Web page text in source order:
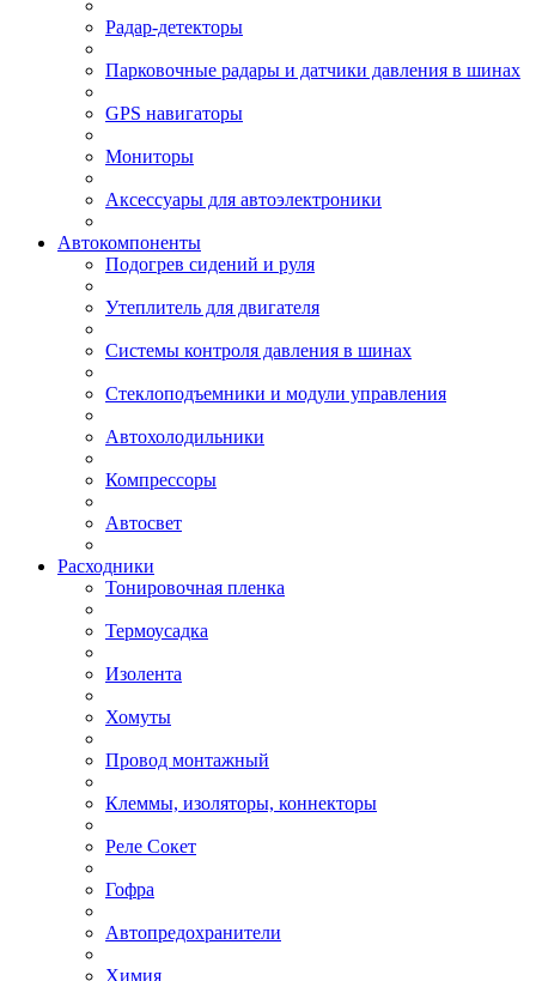
Радар-детекторы
Парковочные радары и датчики давления в шинах
GPS навигаторы
Мониторы
Аксессуары для автоэлектроники
Автокомпоненты
Подогрев сидений и руля
Утеплитель для двигателя
Системы контроля давления в шинах
Стеклоподъемники и модули управления
Автохолодильники
Компрессоры
Автосвет
Расходники
Тонировочная пленка
Термоусадка
Изолента
Хомуты
Провод монтажный
Клеммы, изоляторы, коннекторы
Реле Сокет
Гофра
Автопредохранители
Химия